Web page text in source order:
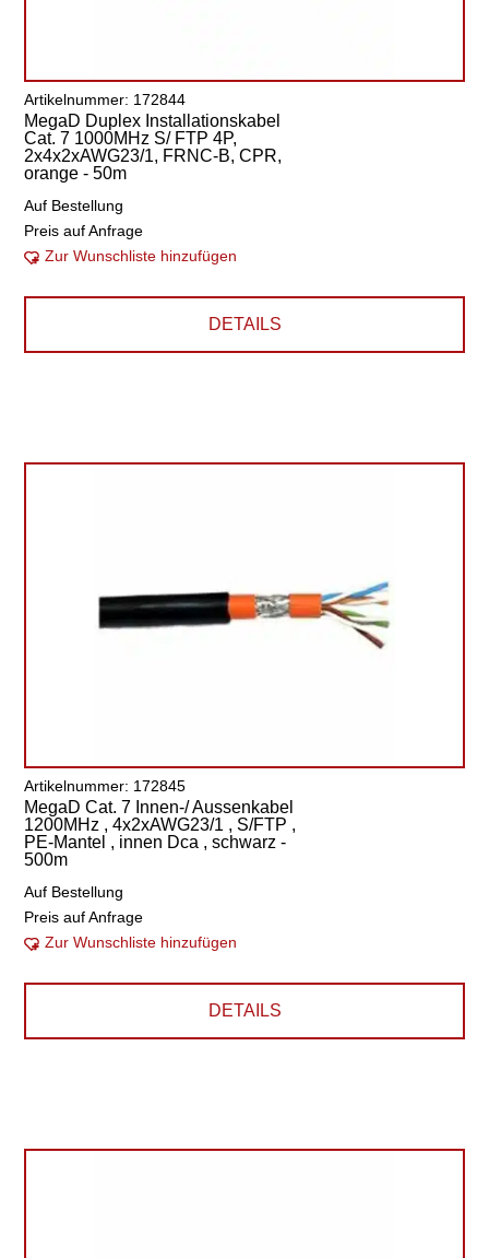
Artikelnummer: 172844
MegaD Duplex Installationskabel
Cat. 7 1000MHz S/ FTP 4P,
2x4x2xAWG23/1, FRNC-B, CPR,
orange - 50m
Auf Bestellung
Preis auf Anfrage
Zur Wunschliste hinzufügen
DETAILS
Artikelnummer: 172845
MegaD Cat. 7 Innen-/ Aussenkabel
1200MHz , 4x2xAWG23/1 , S/FTP ,
PE-Mantel , innen Dca , schwarz -
500m
Auf Bestellung
Preis auf Anfrage
Zur Wunschliste hinzufügen
DETAILS